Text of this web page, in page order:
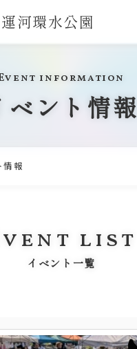
河環水公園
information
ベント情報
情報
list
イベント一覧